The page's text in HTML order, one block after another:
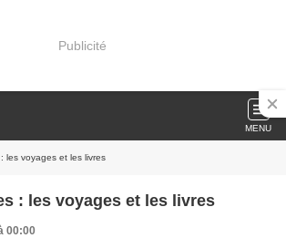
Publicité
MENU
les voyages et les livres
: les voyages et les livres
00:00